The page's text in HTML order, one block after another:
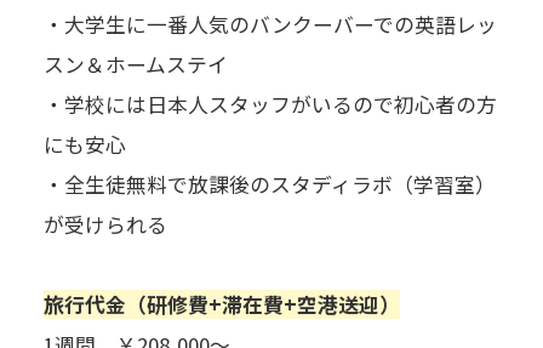
・大学生に一番人気のバンクーバーでの英語レッ
スン＆ホームステイ
・学校には日本人スタッフがいるので初心者の方
にも安心
・全生徒無料で放課後のスタディラボ（学習室）
が受けられる
旅行代金（研修費+滞在費+空港送迎）